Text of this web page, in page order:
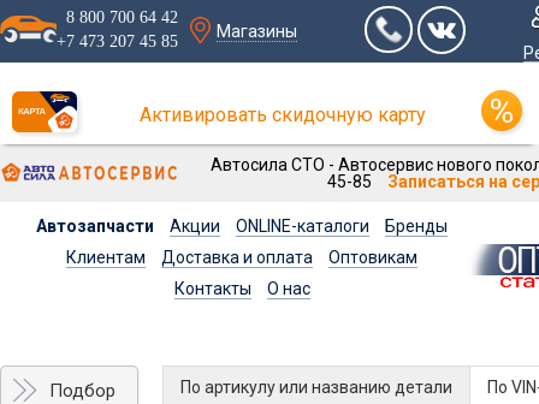
8 800 700 64 42
+7 473 207 45 85
Магазины
Активировать скидочную карту
Автосила СТО - Автосервис нового
45-85
Записаться на
Автозапчасти Акции ONLINE-каталоги
Бренды
Клиентам
Доставка и оплата
Оптовикам
Контакты
О нас
Подбор По артикулу или названию детали По